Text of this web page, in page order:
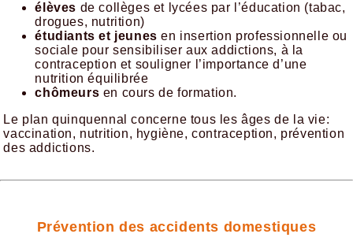
élèves de collèges et lycées par l’éducation (tabac,
drogues, nutrition)
étudiants et jeunes en insertion professionnelle ou
sociale pour sensibiliser aux addictions, à la
contraception et souligner l’importance d’une
nutrition équilibrée
chômeurs en cours de formation.
Le plan quinquennal concerne tous les âges de la vie:
vaccination, nutrition, hygiène, contraception, prévention
des addictions.
Prévention des accidents domestiques